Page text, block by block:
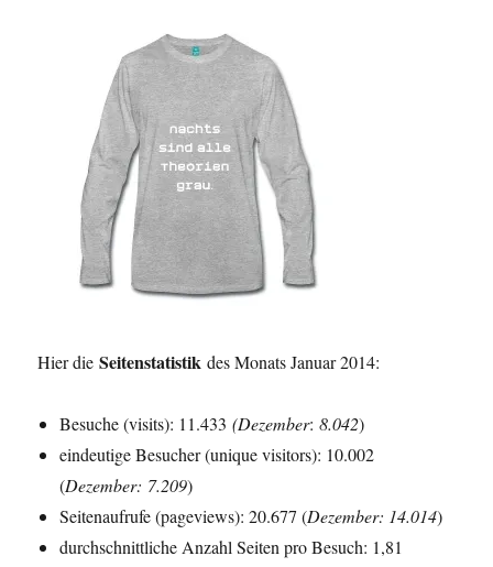
Hier dieSeitenstatistik des Monats Januar 2014:
Besuche (visits): 11.433(Dezember: 8.042)
eindeutige Besucher (unique visitors): 10.002
(Dezember: 7.209)
Seitenaufrufe (pageviews): 20.677 (Dezember: 14.014)
durchschnittliche Anzahl Seiten pro Besuch: 1,81